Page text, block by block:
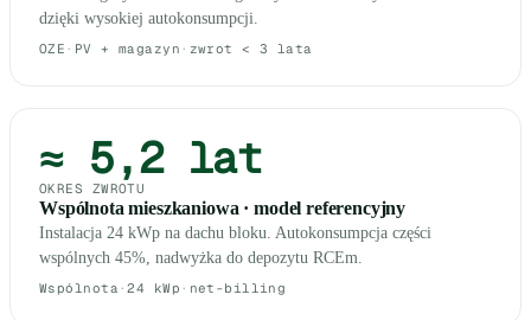
dzięki wysokiej autokonsumpcji.
OZE · PV + magazyn · zwrot < 3 lata
≈ 5,2 lat
OKRES ZWROTU
Wspólnota mieszkaniowa · model referencyjny
Instalacja 24 kWp na dachu bloku. Autokonsumpcja części
wspólnych 45%, nadwyżka do depozytu RCEm.
Wspólnota ·24 kWp · net-billing